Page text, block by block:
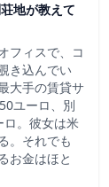
地が教えて
フィスで、コ
き込んでい
大手の賃貸サ
ユーロ、別
。彼女は米
。それでも
お金はほと